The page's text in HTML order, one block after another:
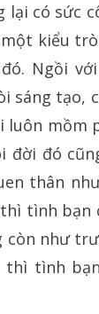
có sức
kiểu trò
Ngồi
tạo,
mồm
đời đó
thân
tình bạn
như
tình